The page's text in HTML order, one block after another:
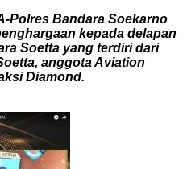
Polres Bandara Soekarno
kepada delapan
Soetta yang terdiri dari
anggota Aviation
Diamond.